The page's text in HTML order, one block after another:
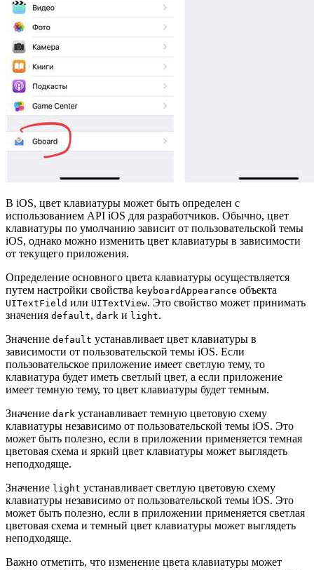
В iOS, цвет клавиатуры может быть определен с
использованием API iOS для разработчиков. Обычно, цвет
клавиатуры по умолчанию зависит от пользовательской темы
iOS, однако можно изменить цвет клавиатуры в зависимости
от текущего приложения.
Определение основного цвета клавиатуры осуществляется
путем настройки свойства keyboardAppearance объекта
UITextField или UITextView. Это свойство может принимать
значения default, dark и light.
Значение default устанавливает цвет клавиатуры в
зависимости от пользовательской темы iOS. Если
пользовательское приложение имеет светлую тему, то
клавиатура будет иметь светлый цвет, а если приложение
имеет темную тему, то цвет клавиатуры будет темным.
Значение dark устанавливает темную цветовую схему
клавиатуры независимо от пользовательской темы iOS. Это
может быть полезно, если в приложении применяется темная
цветовая схема и яркий цвет клавиатуры может выглядеть
неподходяще.
Значение light устанавливает светлую цветовую схему
клавиатуры независимо от пользовательской темы iOS. Это
может быть полезно, если в приложении применяется светлая
цветовая схема и темный цвет клавиатуры может выглядеть
неподходяще.
Важно отметить, что изменение цвета клавиатуры может